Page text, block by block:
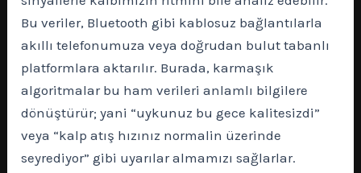
Bu veriler, Bluetooth gibi kablosuz bağlantılarla
akıllı telefonumuza veya doğrudan bulut tabanlı
platformlara aktarılır. Burada, karmaşık
algoritmalar bu ham verileri anlamlı bilgilere
dönüştürür; yani “uykunuz bu gece kalitesizdi”
veya “kalp atış hızınız normalin üzerinde
seyrediyor” gibi uyarılar almamızı sağlarlar.